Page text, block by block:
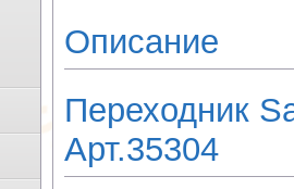
Описание
Переходник
Арт.35304